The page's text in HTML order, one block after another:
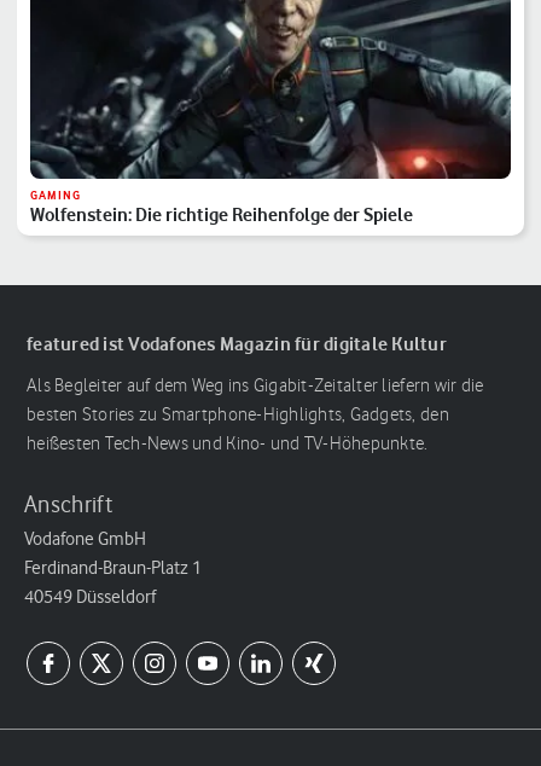
GAMING
Wolfenstein: Die richtige Reihenfolge der Spiele
featured ist Vodafones Magazin für digitale Kultur
Als Begleiter auf dem Weg ins Gigabit-Zeitalter liefern wir die
besten Stories zu Smartphone-Highlights, Gadgets, den
heißesten Tech-News und Kino- und TV-Höhepunkte.
Anschrift
Vodafone GmbH
Ferdinand-Braun-Platz 1
40549 Düsseldorf